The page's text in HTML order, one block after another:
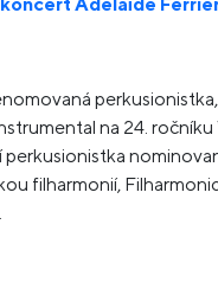
na 24.
perkusionistka
filharmonií,